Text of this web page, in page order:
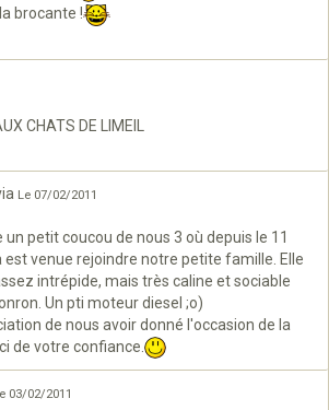
brocante !
CHATS DE LIMEIL
Le 07/02/2011
petit coucou de nous 3 où depuis le 11
est venue rejoindre notre petite famille. Elle
intrépide, mais très caline et sociable
Un pti moteur diesel ;o)
de nous avoir donné l'occasion de la
de votre confiance.
03/02/2011